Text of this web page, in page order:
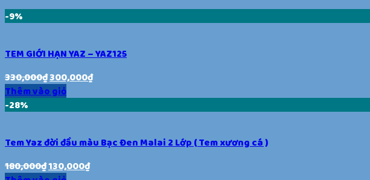
-9%
TEM GIỚI HẠN YAZ – YAZ125
330,000₫300,000₫
Thêm vào giỏ
-28%
Tem Yaz đời đầu màu Bạc Đen Malai 2 Lớp ( Tem xương cá )
180,000₫130,000₫